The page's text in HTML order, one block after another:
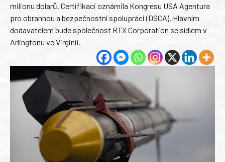
milionu dolarů. Certifikaci oznámila Kongresu USA Agentura
pro obrannou a bezpečnostní spolupráci (DSCA). Hlavním
dodavatelem bude společnost RTX Corporation se sídlem v
Arlingtonu ve Virginii.